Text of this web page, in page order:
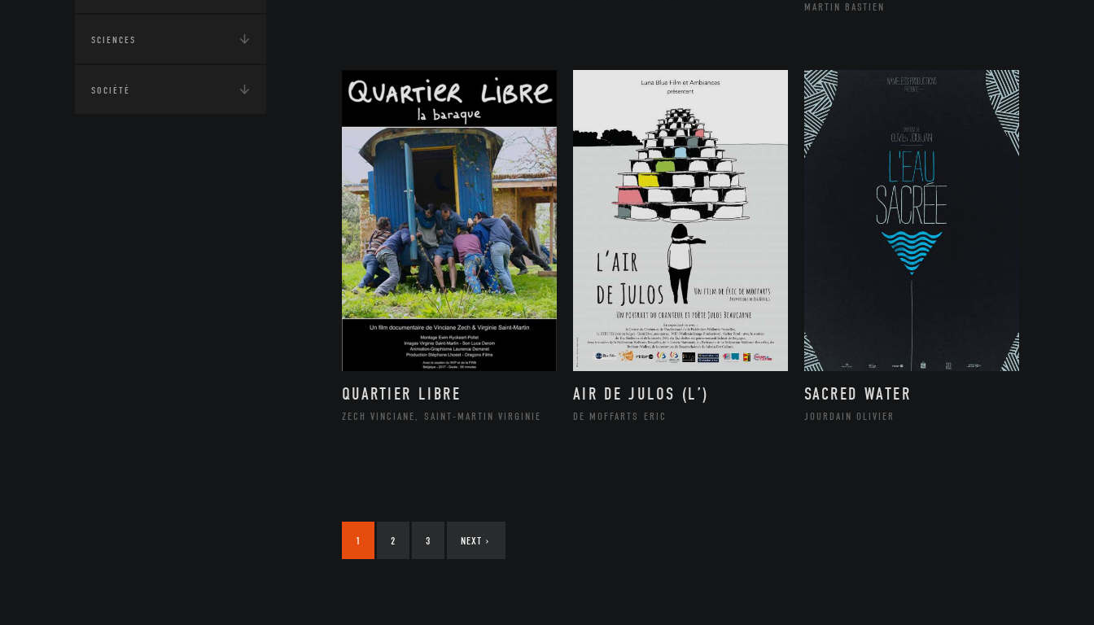
SCIENCES
SOCIÉTÉ
MARTIN BASTIEN
QUARTIER LIBRE
ZECH VINCIANE, SAINT-MARTIN VIRGINIE
AIR DE JULOS (L’)
DE MOFFARTS ERIC
SACRED WATER
JOURDAIN OLIVIER
1 2 3 NEXT ›